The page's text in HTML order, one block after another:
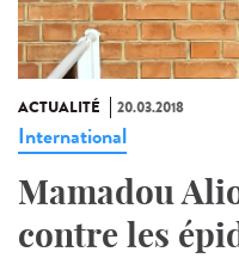
ACTUALITÉ 20.03.2018
International
Mamadou
contre les